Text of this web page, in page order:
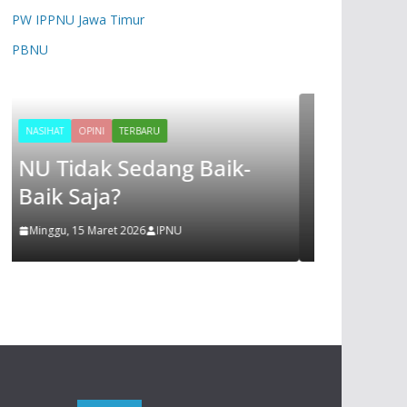
PW IPPNU Jawa Timur
PBNU
Baik-
REDAKSI
MENGADAKAN LAKMUD
SETELAH BEBERAPA KALI
REGENERASI TIDAK
TEREALISASI
Rabu, 7 September 2022